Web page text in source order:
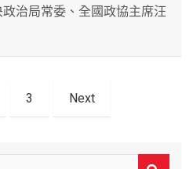
治局常委、全國政協主席汪
3 Next